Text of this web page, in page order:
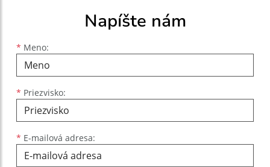
Napíšte nám
* Meno:
Meno
* Priezvisko:
Priezvisko
* E-mailová adresa:
E-mailová adresa